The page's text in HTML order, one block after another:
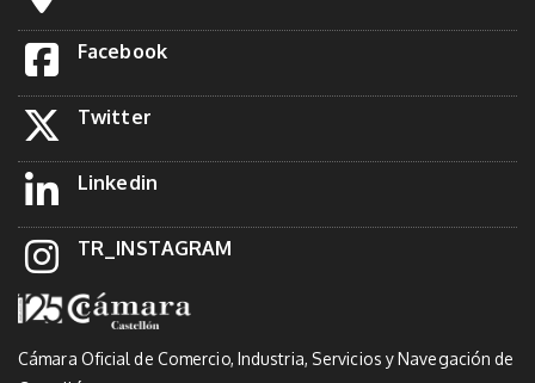
Facebook
Twitter
Linkedin
TR_INSTAGRAM
Cámara Oficial de Comercio, Industria, Servicios y Navegación de